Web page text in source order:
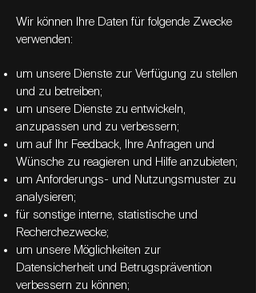
Wir können Ihre Daten für folgende Zwecke
verwenden:
um unsere Dienste zur Verfügung zu stellen
und zu betreiben;
um unsere Dienste zu entwickeln,
anzupassen und zu verbessern;
um auf Ihr Feedback, Ihre Anfragen und
Wünsche zu reagieren und Hilfe anzubieten;
um Anforderungs- und Nutzungsmuster zu
analysieren;
für sonstige interne, statistische und
Recherchezwecke;
um unsere Möglichkeiten zur
Datensicherheit und Betrugsprävention
verbessern zu können;